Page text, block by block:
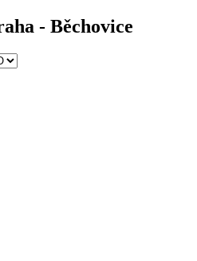
- Běchovice